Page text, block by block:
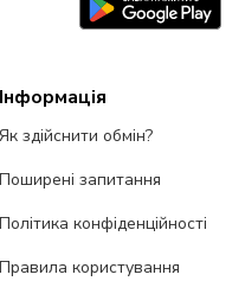
Інформація
Як здійснити обмін?
Поширені запитання
Політика конфіденційності
Правила користування